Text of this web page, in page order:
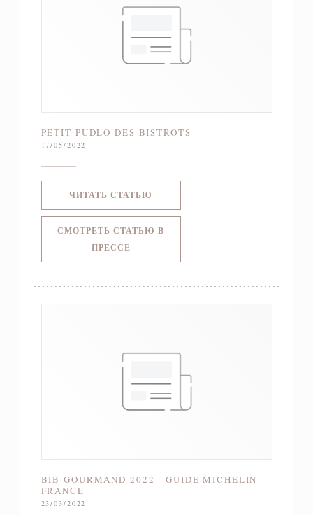
PETIT PUDLO DES BISTROTS
17/05/2022
ЧИТАТЬ СТАТЬЮ
СМОТРЕТЬ СТАТЬЮ В
ПРЕССЕ((ОТКРЫВАЕТСЯ В НОВОМ ОКНЕ))
BIB GOURMAND 2022 - GUIDE MICHELIN
FRANCE
23/03/2022